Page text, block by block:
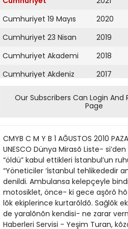
Cumhuriyet 19 Mayıs
Cumhuriyet 23 Nisan
Cumhuriyet Akademi
Cumhuriyet Akdeniz
Cumhuriyet Alışveriş
Cumhuriyet Ankara
Cumhuriyet Büyük
Taaruz
Cumhuriyet
Cumartesi
Cumhuriyet Çevre
2020
2019
2018
2017
2016
2015
2013
2012
2011
2010
2009
Our Subscribers Can Login And
Page
CMYB C M Y B 1 AĞUSTOS 2010 PAZAR CUMHURİYET SAYFA HABERLER 9 İstanbul’un ruhu için helva İstanbul Haber Servisi- İstan- bul’u UNESCO Dünya Mirasõ Liste- si’den çõkma noktasõna getiren yöneti- cileri uyarmak için İstanbul S.O.S Gi- rişimi üyeleri Galatasaray’da “öldü” kabul ettikleri İstanbul’un ruhuna helva dağõttõ. Galatasaray Lisesi’nin önünde toplanan grup adõna yapõlan açõklama- da “Yöneticiler ‘İstanbul tehlikededir ancak tehlikede olan Dünya Miras Lis- tesi’ne alõnmadõ’ diyerek tehlike yok- muş gibi davranõyorlar” denildi. Ambulansa kelepçeyle bindi İstanbul Haber Servisi - Bağcõ- lar Tavukçu Deresi Yolu’nda, Yavuz Çağlar’õn kullandõğõ motosiklet, önce- ki gece aşõrõ hõz nedeniyle kontrolden çõkarak bariyerlere çarptõ. Dereye uçan Çağlar ve arkadaşõ itfaiye ve sağ- lõk ekiplerince kurtarõldõ. Sağlõk ekip- leri, takõlan boyunluğun yaralõ tarafõn- dan çõkarõlmasõ üzerine polisten yar- dõm istedi. Polis de yaralõnõn kendisi- ne zarar vermesini önlemek için kolu- na kelepçe takõp ambulansa taşõdõ. Havuzdaki ihmal can aldı Yurt Haberleri Servisi - Yeşim Turan, kõzõ Hilal A. (10) ile Mersin’in Tömük beldesindeki Doğan Aquapark’a gi- derek havuza girmek istedi. Anne Turan, mayosu olmadõğõ için içeri alõnmadõ. Havuza yalnõz giden Hilal A, kaydõraktan kayõp ha- vuza girdikten sonra, ayağõnõn õzgarasõ ol- mayan devir daim bo- rusuna sõkõşmasõ sonucu boğularak öldü. 570 kişilik tesiste cankurtaran ve sağlõk kabini olmadõğõ belirlendi. ‘Çin topu’ operasyonu İstanbul Haber Servisi - Kaza- kistan’dan Türkiye’ye uçakla gelen 2 kişinin valizinde cinsel gücü arttõrõcõ çok sayõda hap bulundu. Almatõ’dan Atatürk Havalimanõ’na gelen uçaktaki Kazakistan uyruklu T.K. ile K.Ö’den şüphelenen gümrük muhafaza ve mua- yene ekipleri, bu kişilerin çantalarõnda arama yaptõ. Valizlerde “Çin topu” olarak tabir edilen cinsel gücü arttõrõcõ hap ve yine 10’lu blister halinde 200 adet, 8’li blister halinde de 350 adet cinsel gücü arttõrõcõ hap ele geçirildi. Gözler YAŞ’a çevrildiBalyoz ve Erzurum davalarõnda sanõk olarak yer alan generallerin terfi, uzatma ve atamalarõnõn ne olacağõ merak konusu. 3. Ordu Komutanõ Saldõray Berk’in görev değişikliği YAŞ’ta ele alõnacak BARKIN ŞIK ANKARA - Türk Silahlõ Kuvvetle- ri’nin yeni komuta kademesinin şe- killeneceği Yüksek Askeri Şûra (YAŞ) bugün toplanõyor. Toplantõya, Balyoz Darbe Planõ iddialarõ ile Erzincan Cumhuriyet Başsavcõsõ İlhan Ciha- ner’in yargõlandõğõ dava damgasõnõ vu- racak. Şûrada durumu görüşülecek 13 general ve amiral Balyoz Darbe Planõ iddianamesinde sanõk olarak yer alõyor. 3. Ordu Komutanõ Orgeneral Saldıray Berk ile İrtica ile Mücadele Eylem Pla- nõ’nda õslak imzasõ